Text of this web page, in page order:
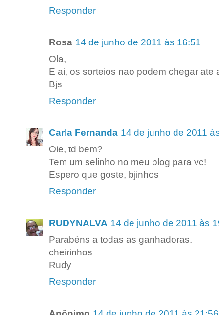
Responder
Rosa 14 de junho de 2011 às 16:51
Ola,
E ai, os sorteios nao podem chegar ate
Bjs
Responder
Carla Fernanda 14 de junho de 2011
Oie, td bem?
Tem um selinho no meu blog para vc!
Espero que goste, bjinhos
Responder
RUDYNALVA 14 de junho de 2011 às
Parabéns a todas as ganhadoras.
cheirinhos
Rudy
Responder